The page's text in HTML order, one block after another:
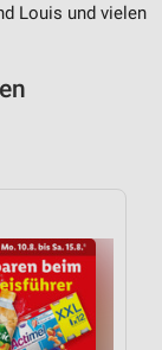
Louis und vielen